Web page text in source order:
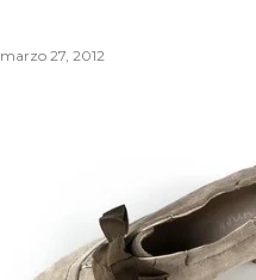
marzo 27, 2012